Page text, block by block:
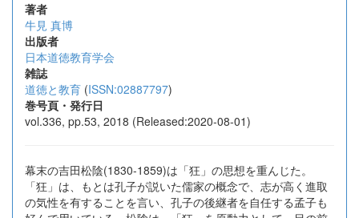
著者
牛見 真博
出版者
日本道徳教育学会
雑誌
道徳と教育 (ISSN:02887797)
巻号頁・発行日
vol.336, pp.53, 2018 (Released:2020-08-01)
幕末の吉田松陰(1830-1859)は「狂」の思想を重んじた。
「狂」は、もとは孔子が説いた儒家の概念で、志が高く進取
の気性を有することを言い、孔子の後継者を自任する孟子も